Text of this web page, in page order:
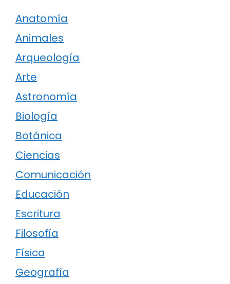
Anatomía
Animales
Arqueología
Arte
Astronomía
Biología
Botánica
Ciencias
Comunicación
Educación
Escritura
Filosofía
Física
Geografía